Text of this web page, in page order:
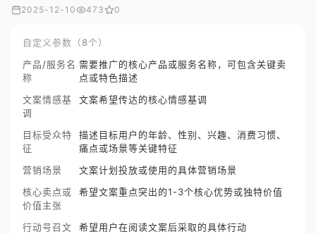
2025-12-10 473 0
自定义参数（8个）
产品/服务名
称
需要推广的核心产品或服务名称，可包含关键卖
点或特色描述
文案情感基
调
文案希望传达的核心情感基调
目标受众特
征
描述目标用户的年龄、性别、兴趣、消费习惯、
痛点或场景等关键特征
营销场景
文案计划投放或使用的具体营销场景
核心卖点或
价值主张
希望文案重点突出的1-3个核心优势或独特价值
行动号召文
希望用户在阅读文案后采取的具体行动